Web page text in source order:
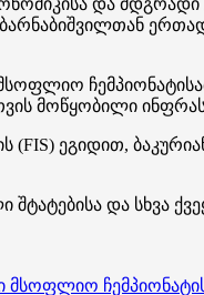
ერთად
მოწყობილი
ეგიდით,
და სხვა
ჩემპიონატის